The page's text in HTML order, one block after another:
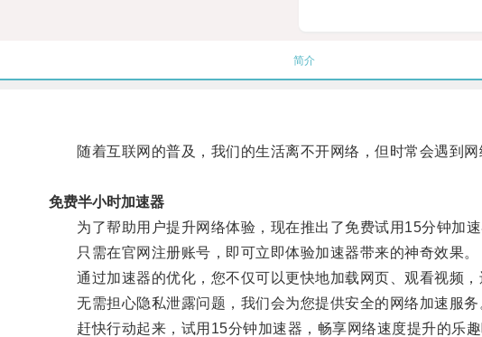
简介
随着互联网的普及，我们的生活离不开网络，但时常会遇到网
免费半小时加速器
为了帮助用户提升网络体验，现在推出了免费试用15分钟加速
只需在官网注册账号，即可立即体验加速器带来的神奇效果。
通过加速器的优化，您不仅可以更快地加载网页、观看视频，
无需担心隐私泄露问题，我们会为您提供安全的网络加速服务
赶快行动起来，试用15分钟加速器，畅享网络速度提升的乐趣